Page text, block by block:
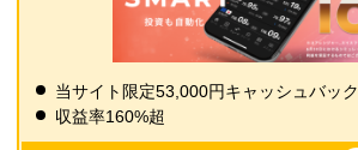
当サイト限定53,000円キャッシュバック
収益率160%超